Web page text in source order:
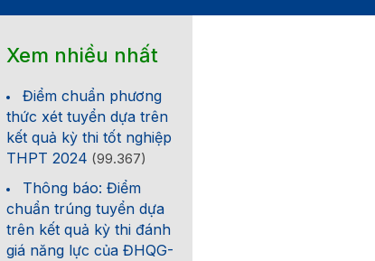
Xem nhiều nhất
Điểm chuẩn phương
thức xét tuyển dựa trên
kết quả kỳ thi tốt nghiệp
THPT 2024 (99.367)
Thông báo: Điểm
chuẩn trúng tuyển dựa
trên kết quả kỳ thi đánh
giá năng lực của ĐHQG-